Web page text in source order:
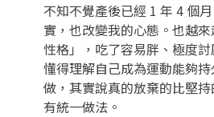
不知不覺產後已經 1 年 4 個
實，也改變我的心態。也越
性格」，吃了容易胖、極度
懂得理解自己成為運動能夠
做，其實說真的放棄的比堅
有統一做法。